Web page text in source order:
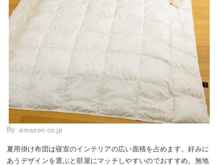
By:amazon.co.jp
夏用掛け布団は寝室のインテリアの広い面積を占めます。好みに
あうデザインを選ぶと部屋にマッチしやすいのでおすすめ。無地